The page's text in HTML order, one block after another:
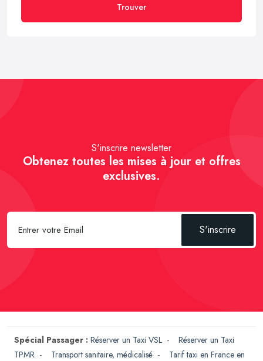
Trouver
S'inscrire newsletter
Obtenez toutes les mises à jour et offres
exclusives.
S'inscrire
Spécial Passager : Réserver un Taxi VSL - Réserver un Taxi
TPMR - Transport sanitaire, médicalisé - Tarif taxi en France en